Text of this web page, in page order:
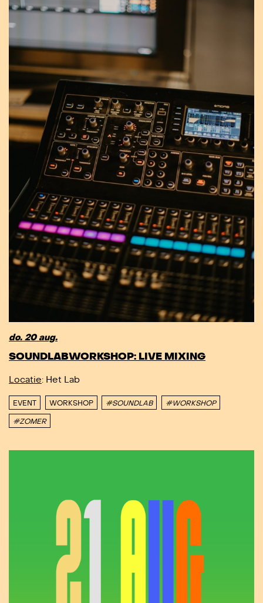
do. 20 aug.
SOUNDLABWORKSHOP: LIVE MIXING
Locatie: Het Lab
EVENT WORKSHOP #SOUNDLAB #WORKSHOP
#ZOMER